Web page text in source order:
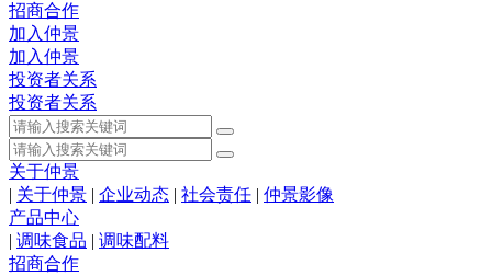
招商合作
加入仲景
加入仲景
投资者关系
投资者关系
关于仲景
| 关于仲景 | 企业动态 | 社会责任 | 仲景影像
产品中心
| 调味食品 | 调味配料
招商合作